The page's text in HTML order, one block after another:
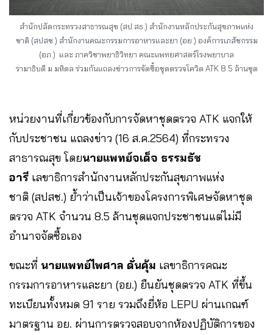
สำนักปลัดกระทรวงสาธารณสุข (สป.สธ.) สำนักงานหลักประกันสุขภาพแห่ง
ชาติ (สปสช.) สำนักงานคณะกรรมการอาหารและยา (อย.) องค์การเภสัชกรรม
(อภ.) และ ภาควิชาพยาธิวิทยา คณะแพทยศาสตร์โรงพยาบาล
รามาธิบดี ม.มหิดล ร่วมกันแถลงข่าวการจัดซื้อชุดตรวจโควิด ATK 8.5 ล้านชุด
หน่วยงานที่เกี่ยวข้องกับการจัดหาชุดตรวจ ATK แจกให้
กับประชาชน แถลงข่าว (16 ส.ค.2564) ที่กระทรวง
สาธารณสุข โดยนายแพทย์จเด็จ ธรรมธัช
อารี เลขาธิการสำนักงานหลักประกันสุขภาพแห่ง
ชาติ (สปสช.) ย้ำว่าเป็นเจ้าของโครงการพิเศษจัดหาชุด
ตรวจ ATK จำนวน 8.5 ล้านชุดแจกประชาชนแต่ไม่มี
อำนาจจัดซื้อเอง
ขณะที่ นายแพทย์ไพศาล ดั่นคุ้ม เลขาธิการคณะ
กรรมการอาหารและยา (อย.) ยืนยันชุดตรวจ ATK ที่ขึ้น
ทะเบียนทั้งหมด 91 ราย รวมถึงยี่ห้อ LEPU ผ่านเกณฑ์
มาตรฐาน อย. ผ่านการตรวจสอบจากห้องปฏิบัติการของ